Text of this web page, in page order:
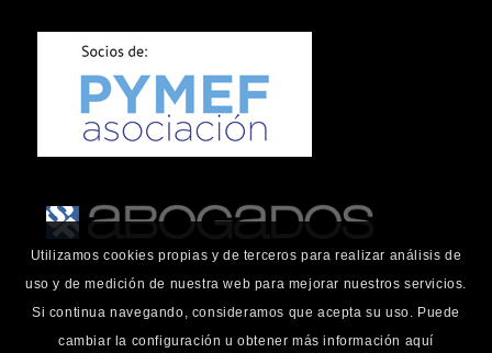
Utilizamos cookies propias y de terceros para realizar análisis de
uso y de medición de nuestra web para mejorar nuestros servicios.
Si continua navegando, consideramos que acepta su uso. Puede
cambiar la configuración u obtener más información aquí